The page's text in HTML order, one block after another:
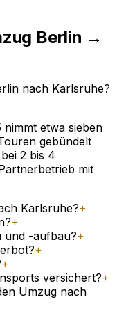
Berlin →
nach Karlsruhe?
etwa sieben
gebündelt
2 bis 4
mit
Karlsruhe?+
+
und -aufbau?+
+
+
versichert?+
Umzug nach